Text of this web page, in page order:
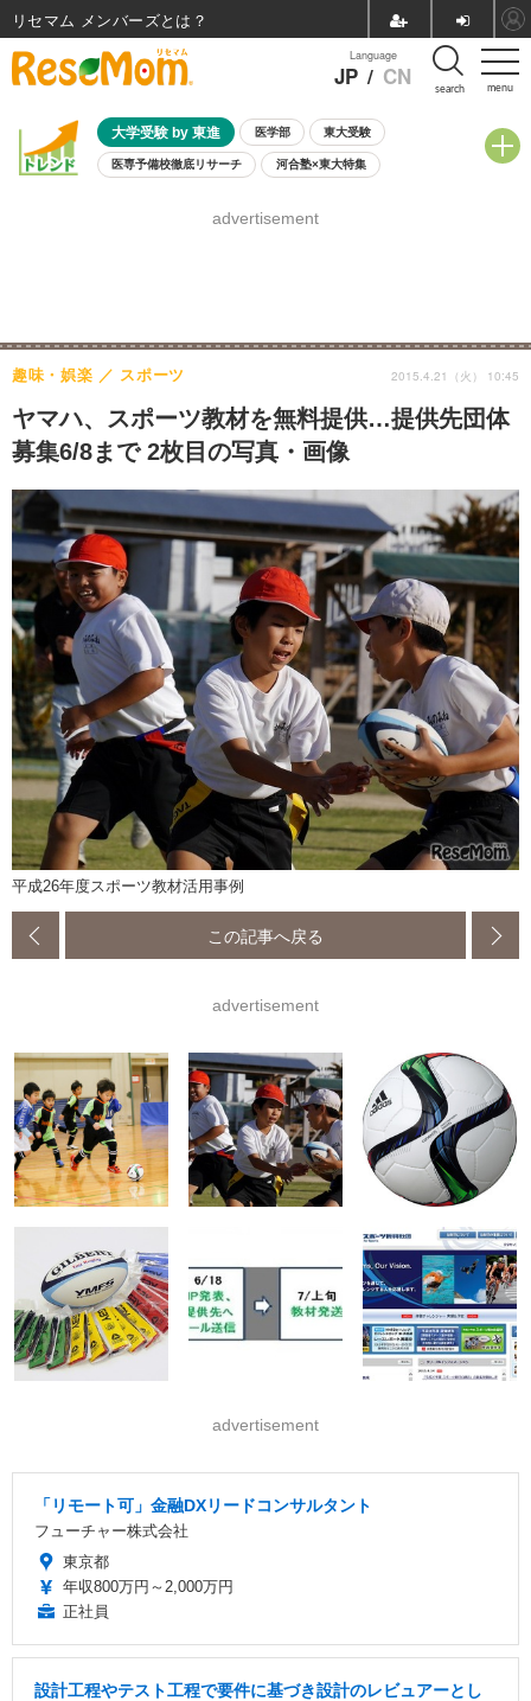
menu
Language
JP / CN search
大学受験 by 東進 医学部 東大受験
医専予備校徹底リサーチ 河合塾×東大特集
8月開催学校説明会・相談会
advertisement
ヤマハ、スポーツ教材を無料提供…提供先団体
募集6/8まで 2枚目の写真・画像
趣味・娯楽 スポーツ 2015.4.21（火） 10:45
平成26年度スポーツ教材活用事例
この記事へ戻る
advertisement
advertisement
「リモート可」金融DXリードコンサルタント
フューチャー株式会社
東京都
年収800万円～2,000万円
正社員
設計工程やテスト工程で要件に基づき設計のレビュアーとし
リセマム メンバーズ